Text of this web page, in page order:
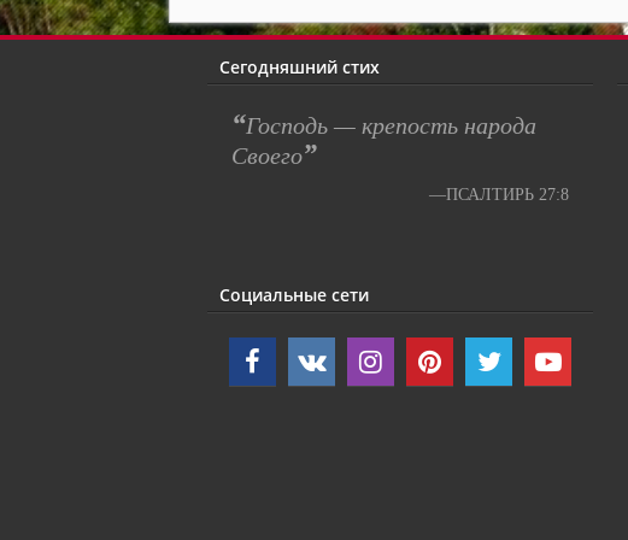
Сегодняшний стих
“Господь — крепость народа
Своего”
—ПСАЛТИРЬ 27:8
Социальные сети